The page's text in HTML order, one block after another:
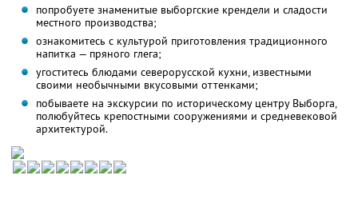
попробуете знаменитые выборгские крендели и сладости
местного производства;
ознакомитесь с культурой приготовления традиционного
напитка — пряного глега;
угоститесь блюдами северорусской кухни, известными
своими необычными вкусовыми оттенками;
побываете на экскурсии по историческому центру Выборга,
полюбуйтесь крепостными сооружениями и средневековой
архитектурой.